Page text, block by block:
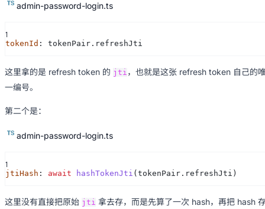
admin-password-login.ts
1
tokenId : tokenPair.refreshJti
这里拿的是 refresh token 的 jti ，也就是这张 refresh token 自己的
一编号。
第二个是：
admin-password-login.ts
1
jtiHash : await hashTokenJti (tokenPair.refreshJti)
这里没有直接把原始 jti 拿去存，而是先算了一次 hash，再把 hash